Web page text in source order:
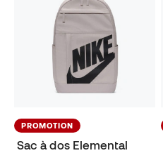
PROMOTION
Sac à dos Elemental